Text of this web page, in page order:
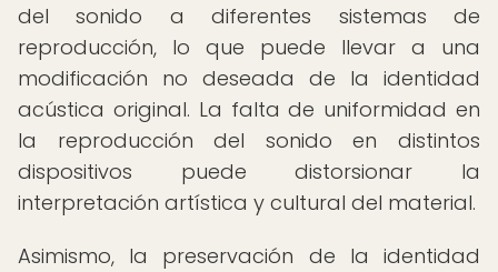
del sonido a diferentes sistemas de
reproducción, lo que puede llevar a una
modificación no deseada de la identidad
acústica original. La falta de uniformidad en
la reproducción del sonido en distintos
dispositivos puede distorsionar la
interpretación artística y cultural del material.
Asimismo, la preservación de la identidad